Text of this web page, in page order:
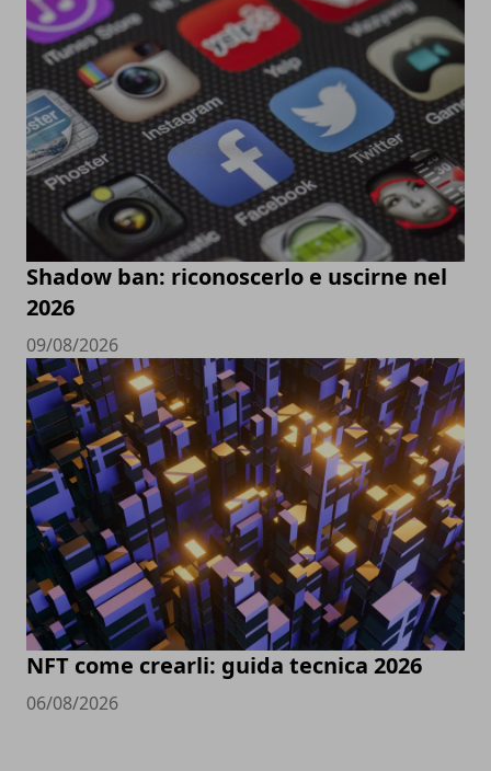
Shadow ban: riconoscerlo e uscirne nel
2026
09/08/2026
NFT come crearli: guida tecnica 2026
06/08/2026